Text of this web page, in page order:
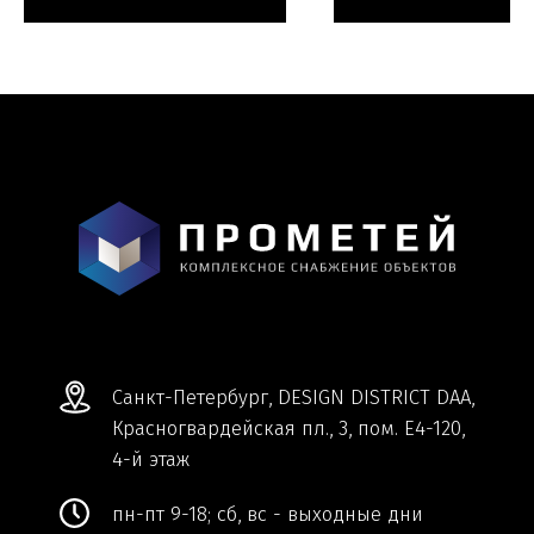
сайте, являются справочными и не
Сделано в